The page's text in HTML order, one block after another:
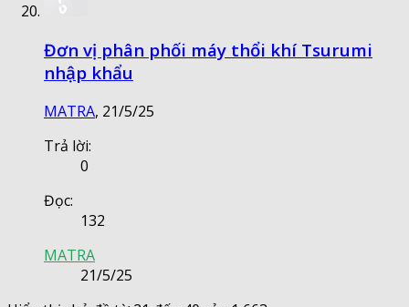
Đơn vị phân phối máy thổi khí Tsurumi
nhập khẩu
MATRA, 21/5/25
Trả lời:
0
Đọc:
132
MATRA
21/5/25